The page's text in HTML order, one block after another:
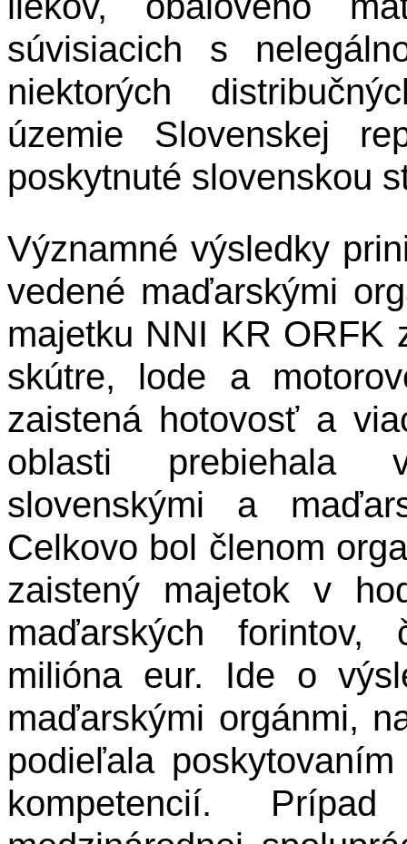
súvisiacich s
niektorých
územie Slovenskej
poskytnuté slovenskou
Významné výsledky
vedené maďarskými
majetku NNI KR ORFK
skútre, lode a
zaistená hotovosť a
oblasti prebiehala
slovenskými a
Celkovo bol členom
zaistený majetok v
maďarských
milióna eur. Ide o
maďarskými orgánmi,
podieľala
kompetencií.